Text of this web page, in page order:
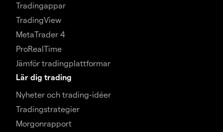
Tradingappar
TradingView
MetaTrader 4
ProRealTime
Jämför tradingplattformar
Lär dig trading
Nyheter och trading-idéer
Tradingstrategier
Morgonrapport